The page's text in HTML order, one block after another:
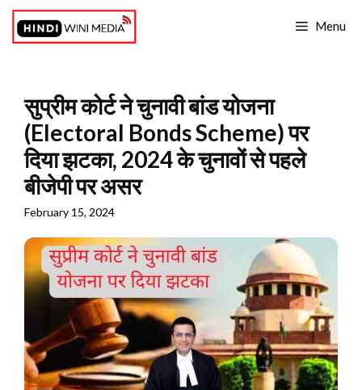
Skip
content
Menu
सुप्रीम कोर्ट ने चुनावी बांड योजना
(Electoral Bonds Scheme) पर
दिया झटका, 2024 के चुनावों से पहले
बीजेपी पर असर
February 15, 2024